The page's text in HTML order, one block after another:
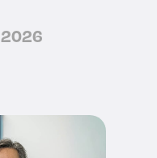
2026